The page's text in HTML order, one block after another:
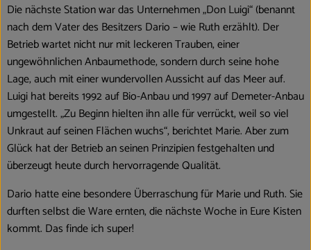
Die nächste Station war das Unternehmen „Don Luigi“ (benannt
nach dem Vater des Besitzers Dario – wie Ruth erzählt). Der
Betrieb wartet nicht nur mit leckeren Trauben, einer
ungewöhnlichen Anbaumethode, sondern durch seine hohe
Lage, auch mit einer wundervollen Aussicht auf das Meer auf.
Luigi hat bereits 1992 auf Bio-Anbau und 1997 auf Demeter-Anbau
umgestellt. „Zu Beginn hielten ihn alle für verrückt, weil so viel
Unkraut auf seinen Flächen wuchs“, berichtet Marie. Aber zum
Glück hat der Betrieb an seinen Prinzipien festgehalten und
überzeugt heute durch hervorragende Qualität.
Dario hatte eine besondere Überraschung für Marie und Ruth. Sie
durften selbst die Ware ernten, die nächste Woche in Eure Kisten
kommt. Das finde ich super!